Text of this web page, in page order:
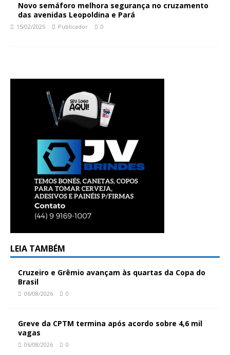
Novo semáforo melhora segurança no cruzamento
das avenidas Leopoldina e Pará
15/02/2025 Publicador 0
LEIA TAMBÉM
Cruzeiro e Grêmio avançam às quartas da Copa do
Brasil
06/08/2026 0
Greve da CPTM termina após acordo sobre 4,6 mil
vagas
06/08/2026 0